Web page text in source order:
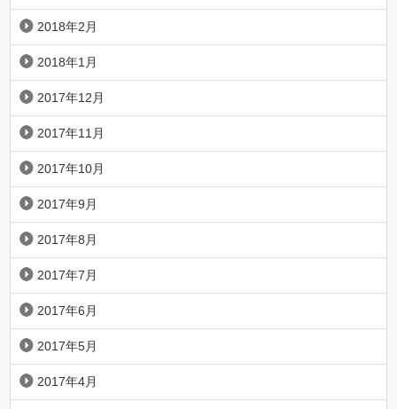
2018年2月
2018年1月
2017年12月
2017年11月
2017年10月
2017年9月
2017年8月
2017年7月
2017年6月
2017年5月
2017年4月